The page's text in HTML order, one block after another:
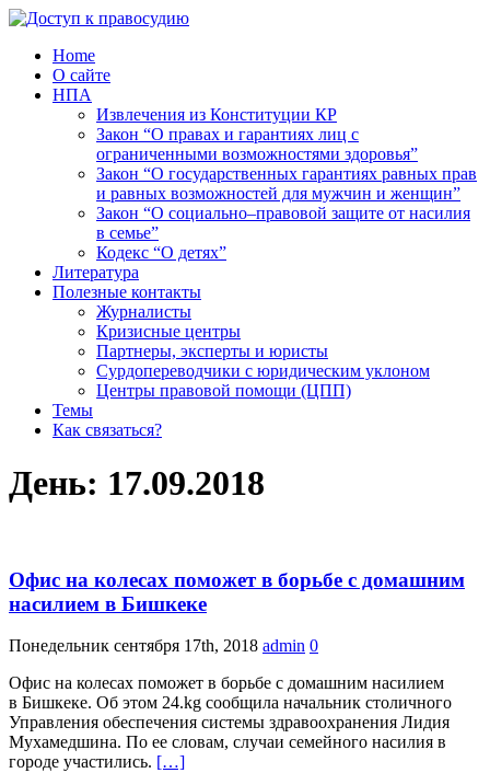
Home
О сайте
НПА
Извлечения из Конституции КР
Закон “О правах и гарантиях лиц с
ограниченными возможностями здоровья”
Закон “О государственных гарантиях равных прав
и равных возможностей для мужчин и женщин”
Закон “О социально–правовой защите от насилия
в семье”
Кодекс “О детях”
Литература
Полезные контакты
Журналисты
Кризисные центры
Партнеры, эксперты и юристы
Сурдопереводчики с юридическим уклоном
Центры правовой помощи (ЦПП)
Темы
Как связаться?
День: 17.09.2018
Офис на колесах поможет в борьбе с домашним
насилием в Бишкеке
Понедельник сентября 17th, 2018 admin 0
Офис на колесах поможет в борьбе с домашним насилием
в Бишкеке. Об этом 24.kg сообщила начальник столичного
Управления обеспечения системы здравоохранения Лидия
Мухамедшина. По ее словам, случаи семейного насилия в
городе участились. […]